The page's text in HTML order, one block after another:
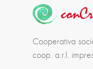
Cooperativa
coop. a.r.l.